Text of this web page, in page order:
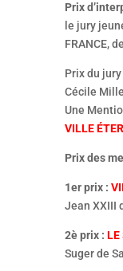
Prix
le jury
FRANCE,
Prix du
Cécile Mille
Une
VILLE
Prix des
1er prix :
Jean XXIII
2è prix : LE
Suger de